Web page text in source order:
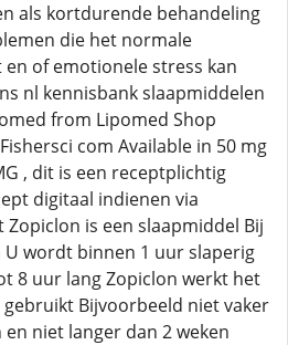
als kortdurende behandeling
die het normale
of emotionele stress kan
nl kennisbank slaapmiddelen
from Lipomed Shop
com Available in 50 mg
, dit is een receptplichtig
digitaal indienen via
is een slaapmiddel Bij
wordt binnen 1 uur slaperig
8 uur lang Zopiclon werkt het
Bijvoorbeeld niet vaker
niet langer dan 2 weken